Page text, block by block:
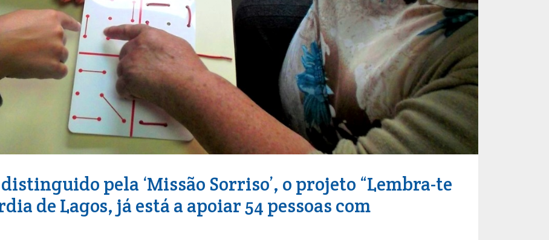
pela ‘Missão Sorriso’, o projeto “Lembra-te
de Lagos, já está a apoiar 54 pessoas com